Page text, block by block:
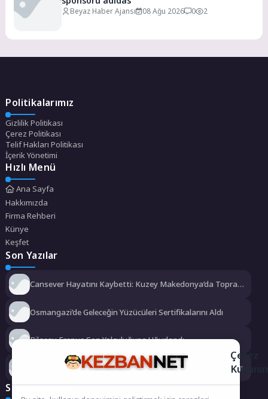
Beyaz Haber Ajansı 08 Ağu 2026 0 2
Politikalarımız
Gizlilik Politikası
Çerez Politikası
Telif Hakları Politikası
İçerik Yönetimi
Hızlı Menü
Ana Sayfa
Hakkımızda
Firma Rehberi
Künye
Keşfet
Son Yazılar
Cansever Hayatını Kaybetti: Kuzey Makedonya’da Toprağa
Osmangazi’de Geleceğin Yüzücüleri Sertifikalarını Aldı
Bilgesu Erenus Son Yolculuğuna Uğurlandı
Urla Belediyesi’nden ücretsiz üniversite tercih danışmanlığı
Sosyal Medya
Çerez